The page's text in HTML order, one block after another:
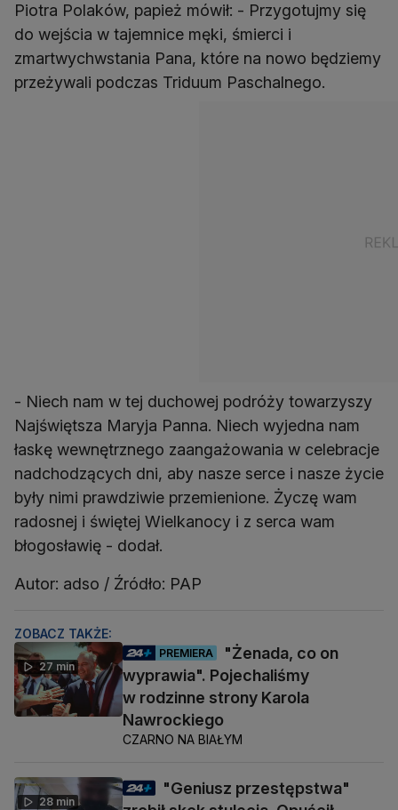
Piotra Polaków, papież mówił: - Przygotujmy się
do wejścia w tajemnice męki, śmierci i
zmartwychwstania Pana, które na nowo będziemy
przeżywali podczas Triduum Paschalnego.
- Niech nam w tej duchowej podróży towarzyszy
Najświętsza Maryja Panna. Niech wyjedna nam
łaskę wewnętrznego zaangażowania w celebracje
nadchodzących dni, aby nasze serce i nasze życie
były nimi prawdziwie przemienione. Życzę wam
radosnej i świętej Wielkanocy i z serca wam
błogosławię - dodał.
Autor: adso / Źródło: PAP
ZOBACZ TAKŻE:
27 min
PREMIERA
"Żenada, co on
wyprawia". Pojechaliśmy
w rodzinne strony Karola
Nawrockiego
CZARNO NA BIAŁYM
28 min
"Geniusz przestępstwa"